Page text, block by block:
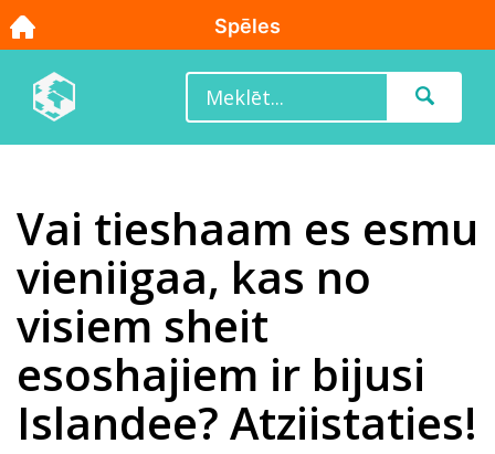
Vai tieshaam es esmu
vieniigaa, kas no
visiem sheit
esoshajiem ir bijusi
Islandee? Atziistaties!